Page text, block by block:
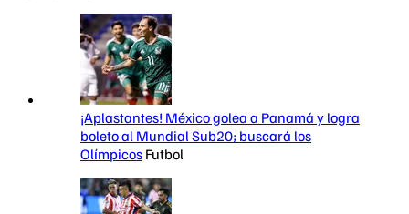
¡Aplastantes! México golea a Panamá y logra
boleto al Mundial Sub20; buscará los
Olímpicos Futbol